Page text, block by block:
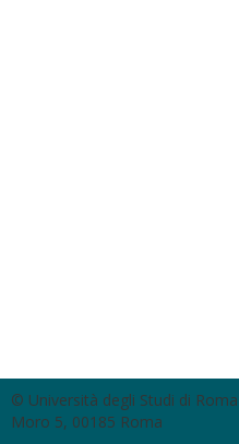
© Università degli Studi di
Moro 5, 00185 Roma